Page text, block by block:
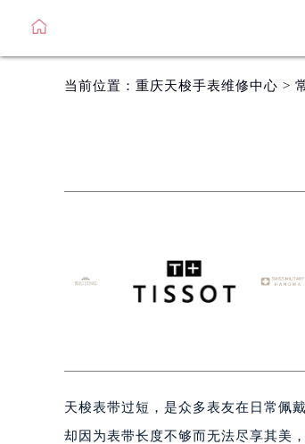
当前位置： 重庆天梭手表维修中心 >
天梭表带过短，是众多表友在日常佩
却因为表带长度不够而无法尽享其美